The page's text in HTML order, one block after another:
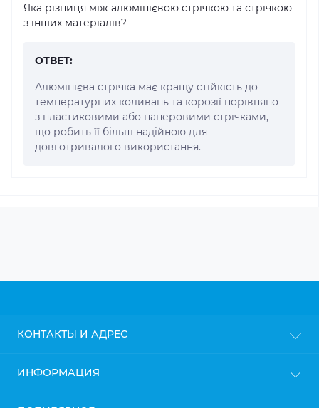
Яка різниця між алюмінієвою стрічкою та стрічкою
з інших матеріалів?
ОТВЕТ:
Алюмінієва стрічка має кращу стійкість до
температурних коливань та корозії порівняно
з пластиковими або паперовими стрічками,
що робить її більш надійною для
довготривалого використання.
КОНТАКТЫ И АДРЕС
ИНФОРМАЦИЯ